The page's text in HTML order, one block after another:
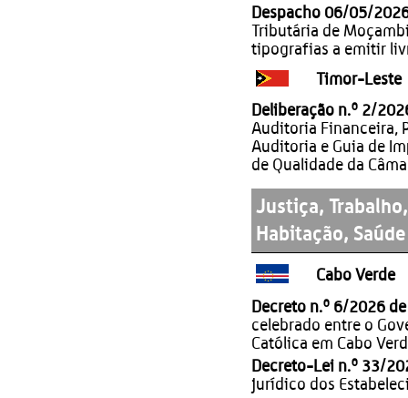
Despacho 06/05/
Tributária de
tipografias a emitir
Timor-Leste
Deliberação n.º 2/
Auditoria Financeira,
Auditoria e Guia de
de Qualidade da
Justiça,
Habitação,
Cabo Verde
Decreto n.º 6/2026
celebrado entre o
Católica em Cabo
Decreto-Lei n.º 33/
jurídico dos